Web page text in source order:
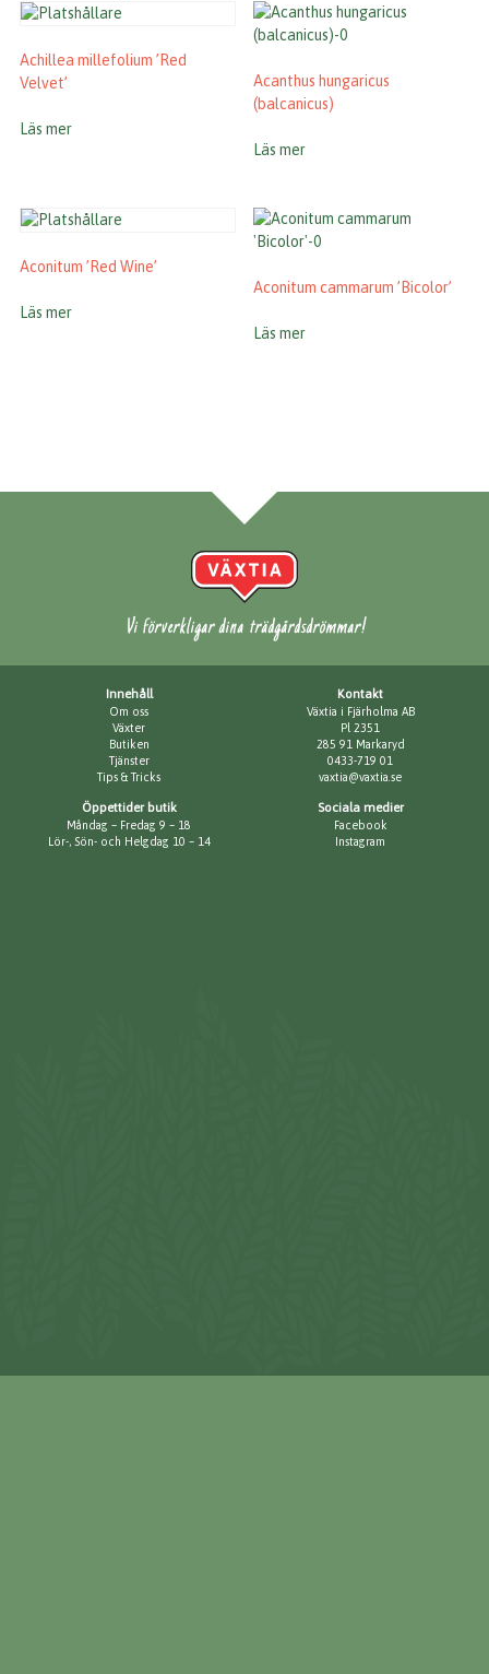
Achillea millefolium ’Red
Velvet’
Läs mer
Acanthus hungaricus
(balcanicus)
Läs mer
Aconitum ’Red Wine’
Läs mer
Aconitum cammarum ’Bicolor’
Läs mer
Vi förverkligar dina trädgårdsdrömmar!
Innehåll
Om oss
Växter
Butiken
Tjänster
Tips & Tricks
Kontakt
Växtia i Fjärholma AB
Pl 2351
285 91 Markaryd
0433-719 01
vaxtia@vaxtia.se
Öppettider butik
Måndag – Fredag 9 – 18
Lör-, Sön- och Helgdag 10 – 14
Sociala medier
Facebook
Instagram